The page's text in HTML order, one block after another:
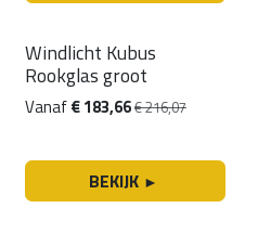
15% korting
Windlicht Kubus
Rookglas groot
Vanaf€183,66€216,07
BEKIJK ►